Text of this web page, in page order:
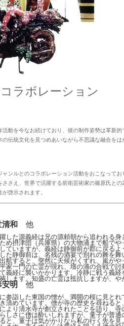
ラボレーション
動を今なお続けており、彼の制作姿勢は革新
伝統文化を見つめあいながら不思議な融合をは
ンルとのコラボレーション活動をおこなって
さえ、世界で活躍する前衛芸術家の篠原氏と
啓示されます。
清和 他
した源義経は兄の源頼朝から追われる
め摂津団（兵庫県）の大物浦まで船で
ていますが、義経は静御前が郡に戻る
た静御前は、名残の酒宴で別れの舞を
航すると、突然に天候がくずれ、嵐がや
家一門の亡霊が現れ、壇の浦の合戦で
義経に襲いかかります。冷静に戦う義
します。知盛の亡霊は抵抗しますが、や
明 他
参詣した東国の憎が、満開の桜に見と
清めています。僧が寺の歴史を尋ねる
より清水寺が創立されたことを語り、
しさに僧は酔いしれますが、童子が普
と、童子は気がかりなら私の行く先を